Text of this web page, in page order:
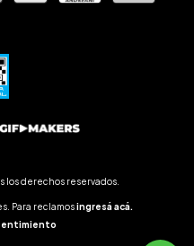
los derechos reservados.
Para reclamosingresá acá.